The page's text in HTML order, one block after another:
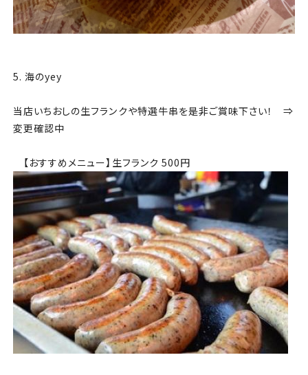
5. 海のyey
当店いちおしの生フランクや特選牛串を是非ご賞味下さい！ ⇒
変更確認中
【おすすめメニュー】生フランク 500円